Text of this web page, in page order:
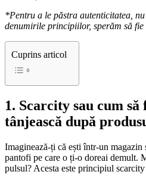
*Pentru a le păstra autenticitatea,
denumirile principiilor, sperăm să
Cuprins articol
1. Scarcity sau cum să
tânjească după
Imaginează-ți că ești într-un
pantofi pe care o ți-o doreai demult.
pulsul? Acesta este principiul